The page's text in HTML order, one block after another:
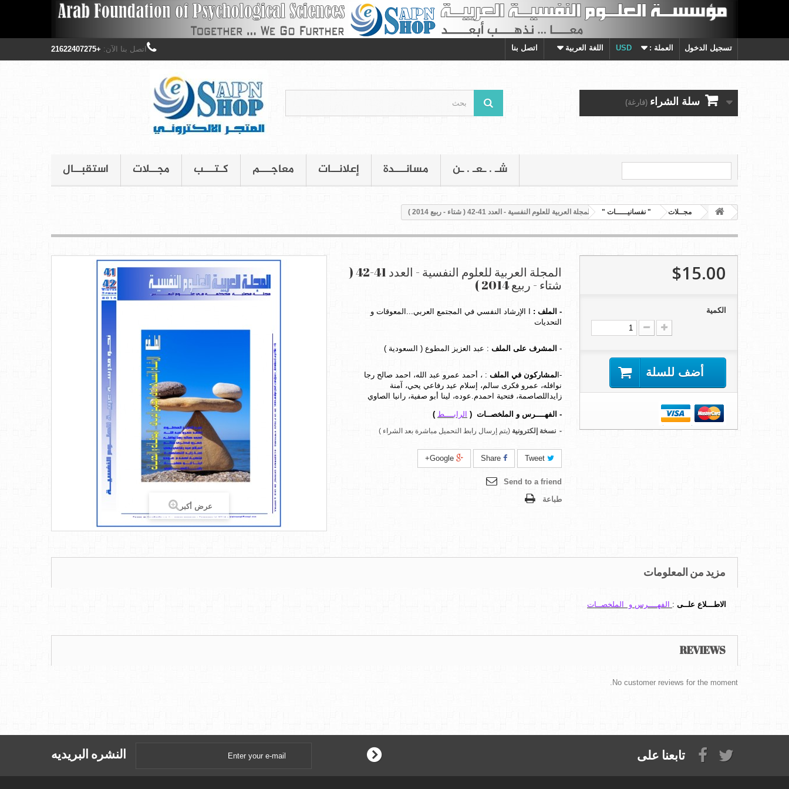
تسجيل الدخول العملة : USD اللغة العربية اتصل بنا اتصل بنا الآن: +21622407275
سلة الشراء (فارغة)
استقبــال مجــلات كـتـــب معاجـــم إعلانــات مسانـــدة شـ . ـعـ . ـن
مجــلات " نفسانيـــــات " المجلة العربية للعلوم النفسية - العدد 41-42 ( شتاء - ربيع 2014 )
عرض أكبر
المجلة العربية للعلوم النفسية - العدد 41-42 (
شتاء - ربيع 2014 )
- الملف : ا الإرشاد النفسي في المجتمع العربي...المعوقات و
التحديات
- المشرف على الملف : عبد العزيز المطوع ( السعودية )
-المشاركون في الملف :، أحمد عمرو عبد الله، احمد صالح رجا
نوافله، عمرو فكرى سالم، إسلام عيد رفاعي يحي، آمنة
زايداللصاصمة، فتحية احمدم.عوده، لينا أبو صفية، رانيا الصاوي
- الفهــــرس و الملخصــات ( الرابــــط )
-نسخة إلكترونية (يتم إرسال رابط التحميل مباشرة بعد الشراء )
Tweet
Share
Google+
Send to a friend
طباعة
$15.00
الكمية
أضف للسلة
مزيد من المعلومات
الاطـــلاع علــى : الفهــــرس و الملخصــات
REVIEWS
No customer reviews for the moment.
النشره البريديه تابعنا على